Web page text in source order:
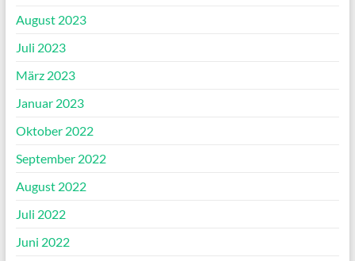
August 2023
Juli 2023
März 2023
Januar 2023
Oktober 2022
September 2022
August 2022
Juli 2022
Juni 2022